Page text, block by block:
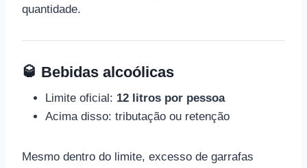
quantidade.
🥃 Bebidas alcoólicas
Limite oficial: 12 litros por pessoa
Acima disso: tributação ou retenção
Mesmo dentro do limite, excesso de garrafas